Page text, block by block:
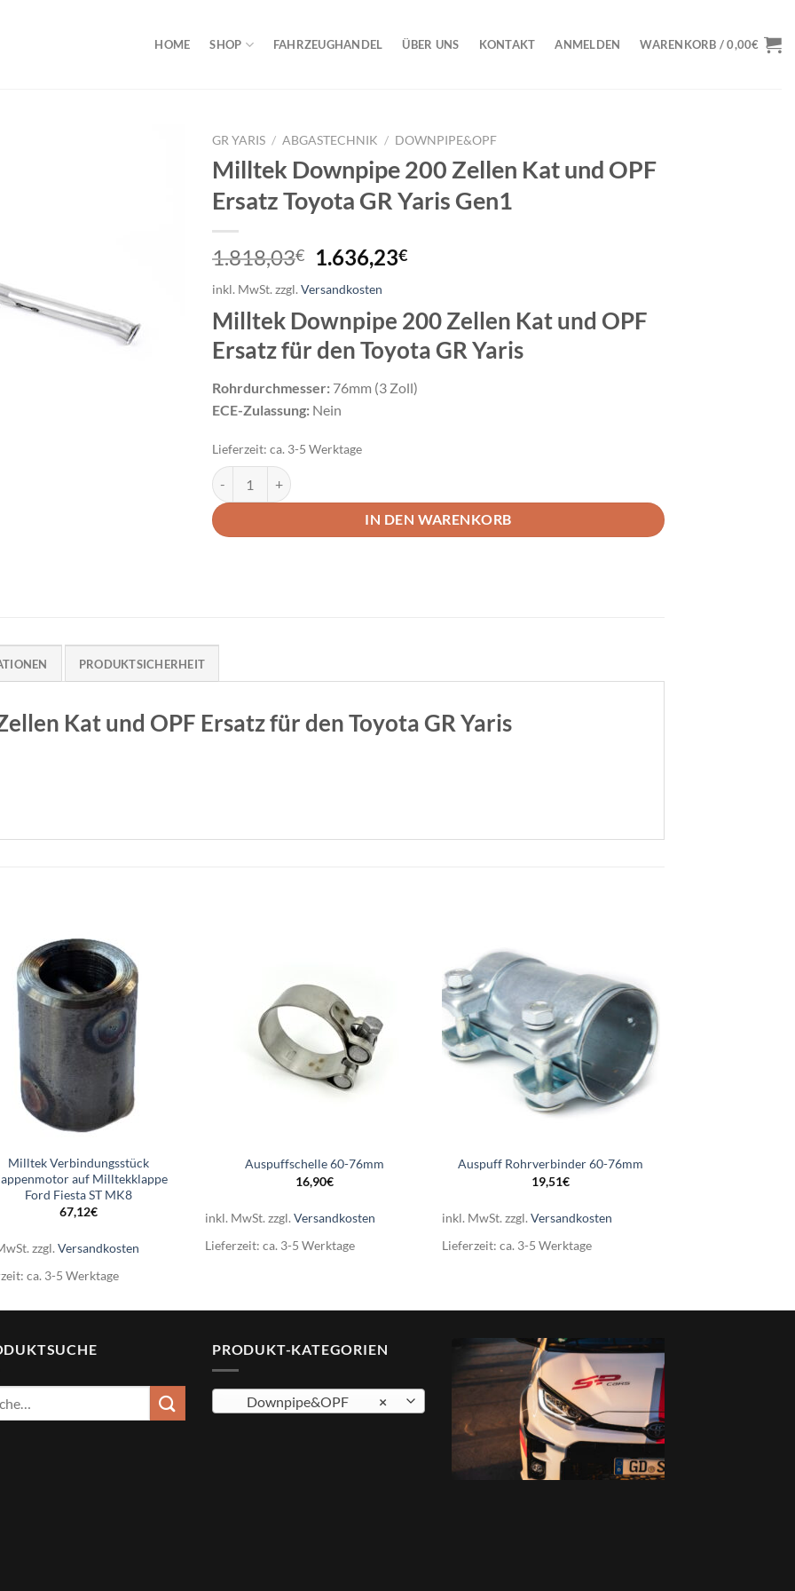
HOME SHOP FAHRZEUGHANDEL ÜBER UNS KONTAKT ANMELDEN WARENKORB /0,00€
GR YARIS / ABGASTECHNIK / DOWNPIPE&OPF
Milltek Downpipe 200 Zellen Kat und OPF
Ersatz Toyota GR Yaris Gen1
1.818,03€
Ursprünglicher
war:
1.818,03€
1.636,23€Aktueller
1.636,23€.
inkl. MwSt. zzgl. Versandkosten
Milltek Downpipe 200 Zellen Kat und OPF
Ersatz für den Toyota GR Yaris
Rohrdurchmesser: 76mm (3 Zoll)
ECE-Zulassung: Nein
Lieferzeit: ca. 3-5 Werktage
Milltek Downpipe 200 Zellen Kat und OPF Ersatz Toyota GR Yaris Gen1 Menge
IN DEN WARENKORB
PRODUKTSICHERHEIT
Kat und OPF Ersatz für den Toyota GR Yaris
Milltek Verbindungsstück
auf Milltekklappe
Ford Fiesta ST MK8
67,12€
zzgl.Versandkosten
ca. 3-5 Werktage
Auspuffschelle 60-76mm
16,90€
inkl. MwSt. zzgl.Versandkosten
Lieferzeit:ca. 3-5 Werktage
Auspuff Rohrverbinder 60-76mm
19,51€
inkl. MwSt. zzgl. Versandkosten
Lieferzeit: ca. 3-5 Werktage
PRODUKT-KATEGORIEN
×
Downpipe&OPF